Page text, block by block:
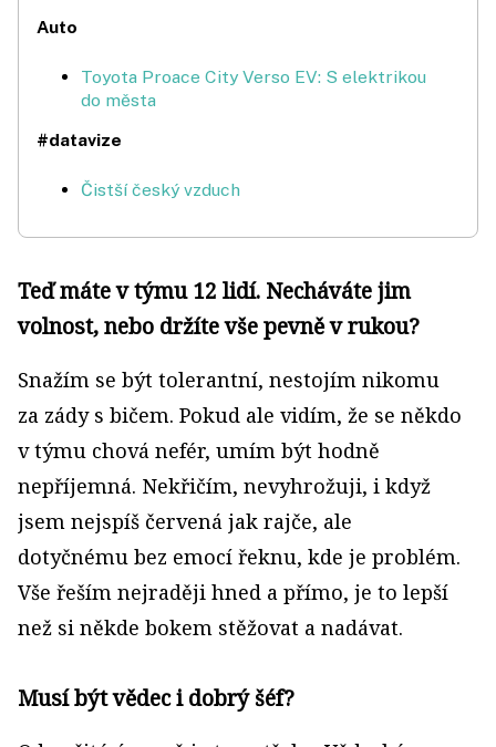
Auto
Toyota Proace City Verso EV: S elektrikou
do města
#datavize
Čistší český vzduch
Teď máte v týmu 12 lidí. Necháváte jim
volnost, nebo držíte vše pevně v rukou?
Snažím se být tolerantní, nestojím nikomu
za zády s bičem. Pokud ale vidím, že se někdo
v týmu chová nefér, umím být hodně
nepříjemná. Nekřičím, nevy­hrožuji, i když
jsem nejspíš červená jak rajče, ale
dotyčnému bez emocí řeknu, kde je problém.
Vše řeším nejraději hned a přímo, je to lepší
než si někde bokem stěžovat a nadávat.
Musí být vědec i dobrý šéf?